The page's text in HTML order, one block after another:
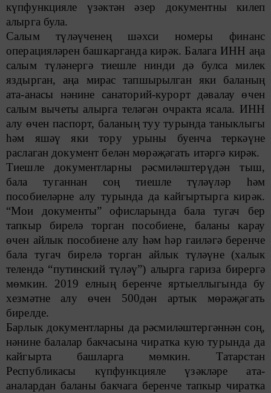
күпфункцияле үзәктән әзер документны килеп
алырга була.
Салым түләүченең шәхси номеры финанс
операцияләрен башкарганда кирәк. Балага ИНН аңа
салым түләнергә тиешле нинди дә булса милек
яздырган, аңа мирас тапшырылган яки баланың
ата-анасы нәнине санаторий-курорт дәвалау өчен
салым вычеты алырга теләгән очракта ясала. ИНН
алу өчен паспорт, баланың туу турында таныклыгы
һәм яшәү яки тору урыны буенча теркәүне
раслаган документ белән мөрәҗәгать итәргә кирәк.
Тиешле документларны рәсмиләштерүдән тыш,
бала туганнан соң тиешле түләүләр һәм
пособиеләрне алу турында да кайгыртырга кирәк.
“Мои документы” офисларында бала тугач бер
тапкыр бирелә торган пособиене, баланы карау
өчен айлык пособиене алу һәм һәр гаиләгә беренче
бала тугач бирелә торган айлык түләүне (халык
телендә “путинский түләү”) алырга гариза бирергә
мөмкин. 2019 елның беренче яртыеллыгында бу
хезмәтне алу өчен 500дән артык мөрәҗәгать
бирелде.
Барлык документларны да рәсмиләштергәннән соң,
нәнине балалар бакчасына чиратка кую турында да
кайгырта башларга мөмкин. Татарстан
Республикасы күпфункцияле үзәкләре ата-
аналардан баланы бакчага беренче тапкыр чиратка